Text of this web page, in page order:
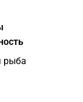
рыба